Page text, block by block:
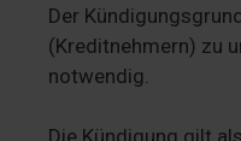
Der
(Kreditnehmern) zu
notwendig.